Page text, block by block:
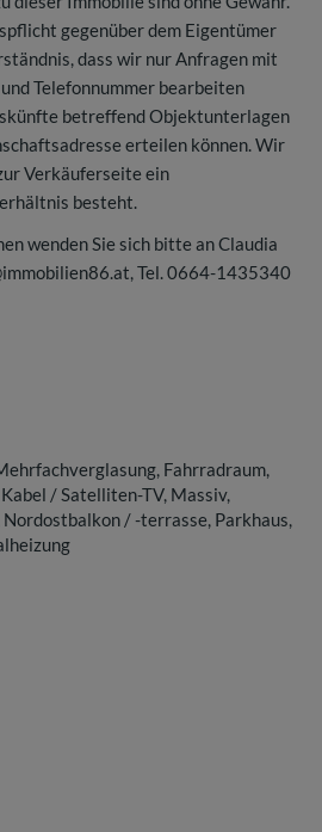
gegenüber dem Eigentümer
dass wir nur Anfragen mit
Telefonnummer bearbeiten
betreffend Objektunterlagen
erteilen können. Wir
Verkäuferseite ein
besteht.
wenden Sie sich bitte an Claudia
Tel. 0664-1435340
Fahrradraum
Kabel / Satelliten-TV Massiv
Nordostbalkon / -terrasse Parkhaus